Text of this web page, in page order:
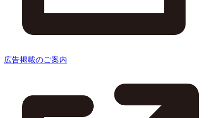
広告掲載のご案内